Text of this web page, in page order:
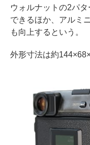
ウォルナットの2パ
できるほか、アルミ
も向上するという。
外形寸法は約